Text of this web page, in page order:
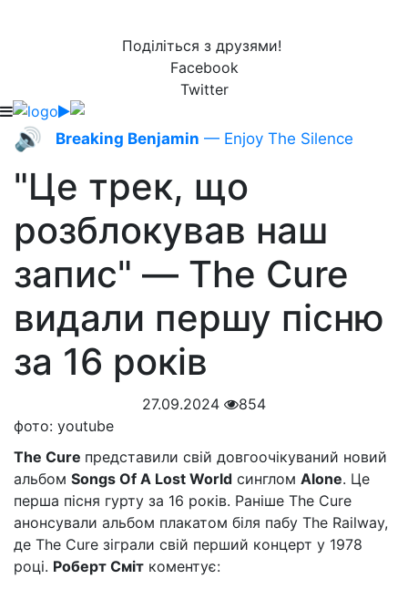
Поділіться з друзями!
Facebook
Twitter
🔊 Breaking Benjamin — Enjoy The Silence
"Це трек, що
розблокував наш
запис" — The Cure
видали першу пісню
за 16 років
27.09.2024
854
фото: youtube
The Cure представили свій довгоочікуваний новий
альбом Songs Of A Lost World синглом Alone. Це
перша пісня гурту за 16 років. Раніше The Cure
анонсували альбом плакатом біля пабу The Railway,
де The Cure зіграли свій перший концерт у 1978
році. Роберт Сміт коментує: